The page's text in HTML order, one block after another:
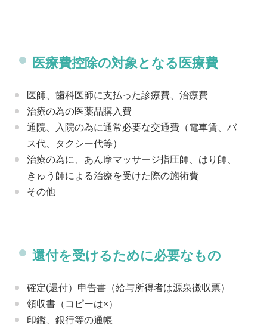
医療費控除の対象となる医療費
医師、歯科医師に支払った診療費、治療費
治療の為の医薬品購入費
通院、入院の為に通常必要な交通費（電車賃、バ
ス代、タクシー代等）
治療の為に、あん摩マッサージ指圧師、はり師、
きゅう師による治療を受けた際の施術費
その他
還付を受けるために必要なもの
確定(還付）申告書（給与所得者は源泉徴収票）
領収書（コピーは×）
印鑑、銀行等の通帳